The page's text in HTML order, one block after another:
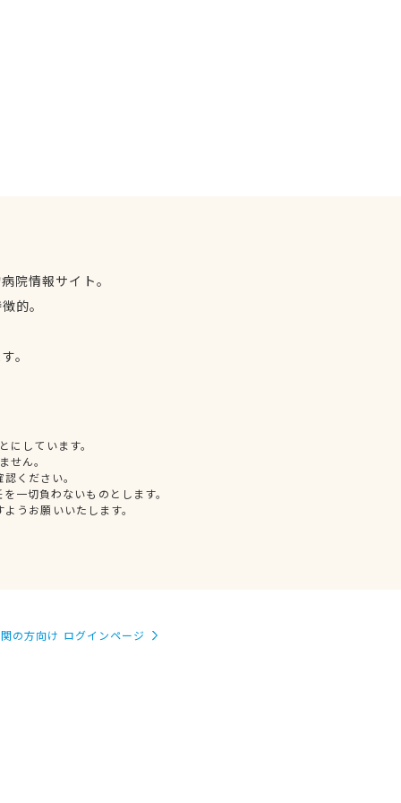
院情報サイト。
的。
。
しています。
せん。
ください。
一切負わないものとします。
うお願いいたします。
の方向け ログインページ